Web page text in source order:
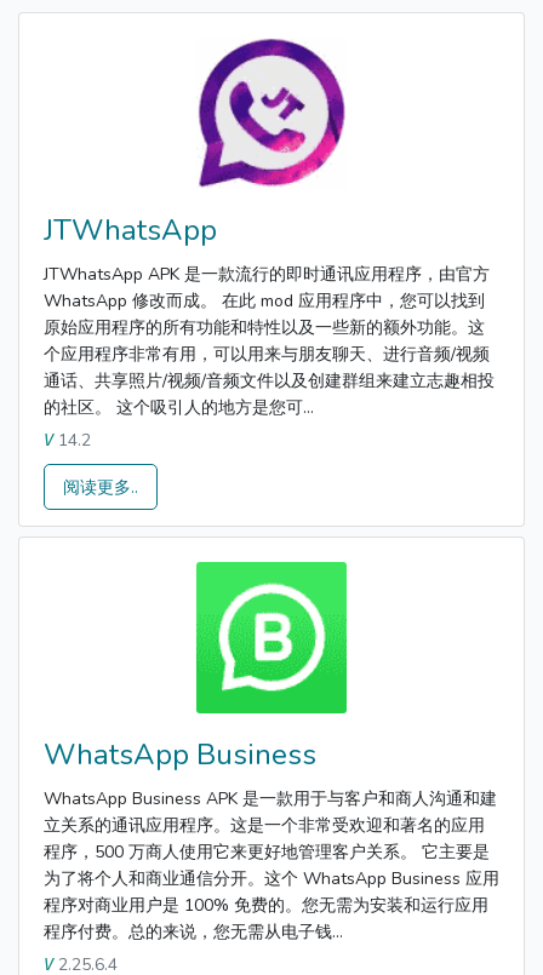
JTWhatsApp
JTWhatsApp APK 是一款流行的即时通讯应用程序，由官方
WhatsApp 修改而成。 在此 mod 应用程序中，您可以找到
原始应用程序的所有功能和特性以及一些新的额外功能。这
个应用程序非常有用，可以用来与朋友聊天、进行音频/视频
通话、共享照片/视频/音频文件以及创建群组来建立志趣相投
的社区。 这个吸引人的地方是您可...
V14.2
阅读更多..
WhatsApp Business
WhatsApp Business APK 是一款用于与客户和商人沟通和建
立关系的通讯应用程序。这是一个非常受欢迎和著名的应用
程序，500 万商人使用它来更好地管理客户关系。 它主要是
为了将个人和商业通信分开。这个 WhatsApp Business 应用
程序对商业用户是 100% 免费的。您无需为安装和运行应用
程序付费。总的来说，您无需从电子钱...
V2.25.6.4